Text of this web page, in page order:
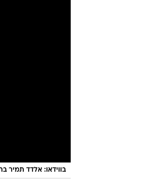
בווידאו: אלדד תמיר